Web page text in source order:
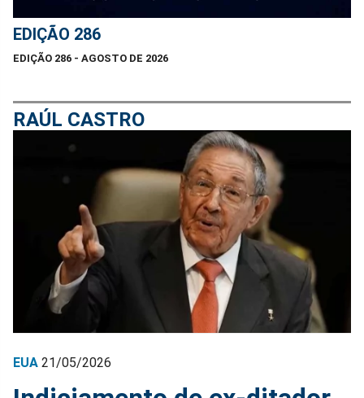
EDIÇÃO 286
EDIÇÃO 286 - AGOSTO DE 2026
RAÚL CASTRO
EUA 21/05/2026